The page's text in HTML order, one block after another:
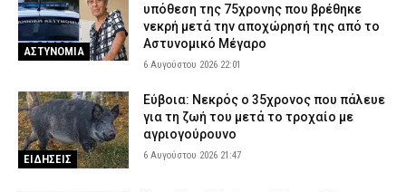
ΑΣΤΥΝΟΜΙΑ
υπόθεση της 75χρονης που βρέθηκε
νεκρή μετά την αποχώρησή της από το
Αστυνομικό Μέγαρο
6 Αυγούστου 2026 22:01
ΕΙΔΗΣΕΙΣ
Εύβοια: Νεκρός ο 35χρονος που πάλευε
για τη ζωή του μετά το τροχαίο με
αγριογούρουνο
6 Αυγούστου 2026 21:47